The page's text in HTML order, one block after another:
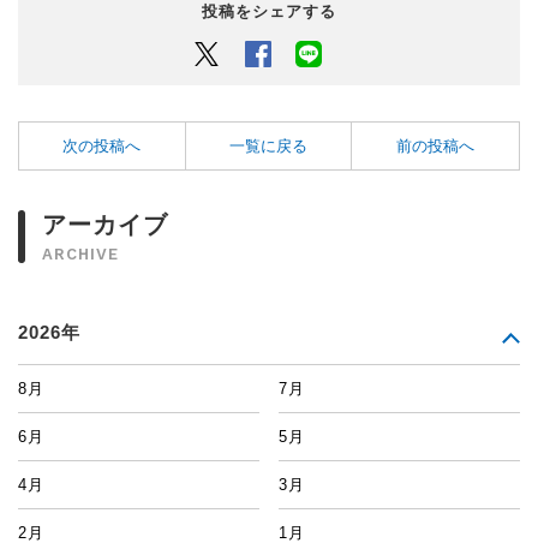
投稿をシェアする
Twitter Facebook
次の投稿へ 一覧に戻る 前の投稿へ
アーカイブ
ARCHIVE
2026年
8月 7月
6月 5月
4月 3月
2月 1月